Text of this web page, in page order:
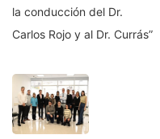
la conducción del Dr.
Carlos Rojo y al Dr. Currás”